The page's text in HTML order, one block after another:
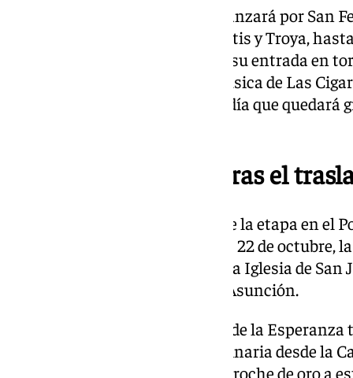
Posteriormente, la comitiva avanzará por San
de San Telmo, Plaza de Cuba, Betis y Troya,
Marineros, donde está prevista su entrada en
todo el trayecto, la Banda de Música de Las
poniendo la nota musical a un día que quedará
La Misión continúa tras el
Este traslado marcará el final de la etapa en el
la Misión. El próximo miércoles 22 de octubre,
Capilla de los Marineros hasta la Iglesia de
75 aniversario del Dogma de la Asunción.
La culminación de esta Misión de la
con la esperada salida extraordinaria desde la
acontecimiento que pondrá el broche de oro a